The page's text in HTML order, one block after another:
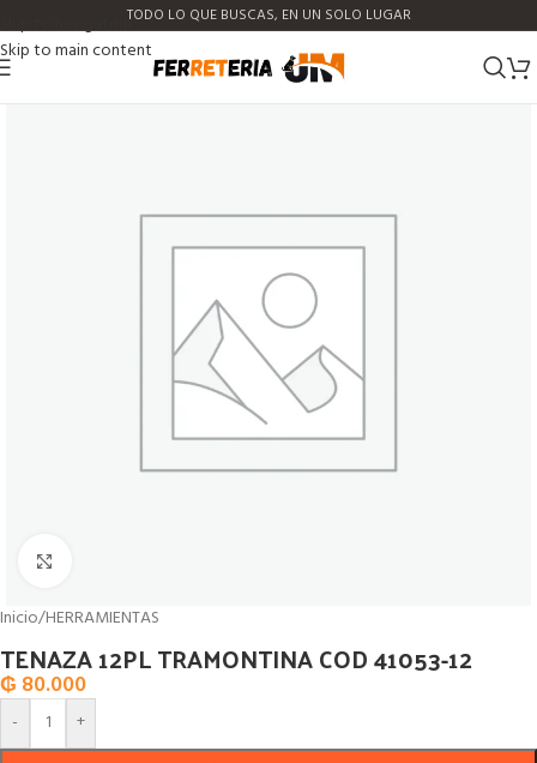
Skip to navigation
Skip to main content
TODO LO QUE BUSCAS, EN UN SOLO LUGAR
Inicio/HERRAMIENTAS
TENAZA 12PL TRAMONTINA COD 41053-12
₲ 80.000
- +